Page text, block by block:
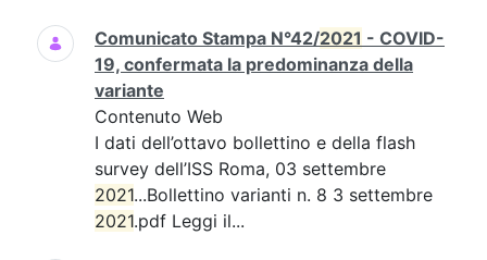
Comunicato Stampa N°42/2021 - COVID-
19, confermata la predominanza della
variante
Contenuto Web
I dati dell’ottavo bollettino e della flash
survey dell’ISS Roma, 03 settembre
2021...Bollettino varianti n. 8 3 settembre
2021.pdf Leggi il...